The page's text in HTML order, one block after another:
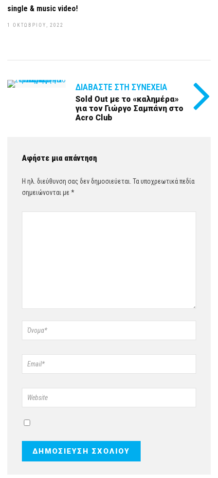
single & music video!
1 ΟΚΤΩΒΡΊΟΥ, 2022
ΔΙΑΒΆΣΤΕ ΣΤΗ ΣΥΝΈΧΕΙΑ
Sold Out με το «καλημέρα»
για τον Γιώργο Σαμπάνη στο
Acro Club
Αφήστε μια απάντηση
Η ηλ. διεύθυνση σας δεν δημοσιεύεται. Τα υποχρεωτικά πεδία
σημειώνονται με *